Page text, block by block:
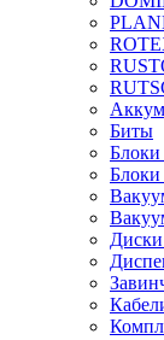
Биты
Блоки
Блоки